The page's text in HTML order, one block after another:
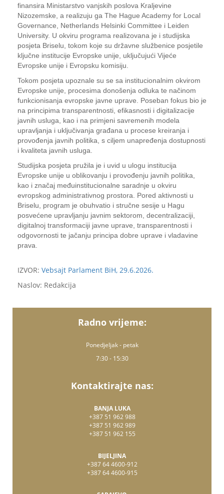
finansira Ministarstvo vanjskih poslova Kraljevine
Nizozemske, a realizuju ga The Hague Academy for Local
Governance, Netherlands Helsinki Committee i Leiden
University. U okviru programa realizovana je i studijska
posjeta Briselu, tokom koje su državne službenice posjetile
ključne institucije Evropske unije, uključujući Vijeće
Evropske unije i Evropsku komisiju.
Tokom posjeta upoznale su se sa institucionalnim okvirom
Evropske unije, procesima donošenja odluka te načinom
funkcionisanja evropske javne uprave. Poseban fokus bio je
na principima transparentnosti, efikasnosti i digitalizacije
javnih usluga, kao i na primjeni savremenih modela
upravljanja i uključivanja građana u procese kreiranja i
provođenja javnih politika, s ciljem unapređenja dostupnosti
i kvaliteta javnih usluga.
Studijska posjeta pružila je i uvid u ulogu institucija
Evropske unije u oblikovanju i provođenju javnih politika,
kao i značaj međuinstitucionalne saradnje u okviru
evropskog administrativnog prostora. Pored aktivnosti u
Briselu, program je obuhvatio i stručne sesije u Hagu
posvećene upravljanju javnim sektorom, decentralizaciji,
digitalnoj transformaciji javne uprave, transparentnosti i
odgovornosti te jačanju principa dobre uprave i vladavine
prava.
IZVOR: Vebsajt Parlament BiH, 29.6.2026.
Naslov: Redakcija
Radno vrijeme:
Ponedjeljak - petak
7:30 - 15:30
Kontaktirajte nas:
BANJA LUKA
+387 51 962 988
+387 51 962 989
+387 51 962 155
BIJELJINA
+387 64 4600-912
+387 64 4600-915